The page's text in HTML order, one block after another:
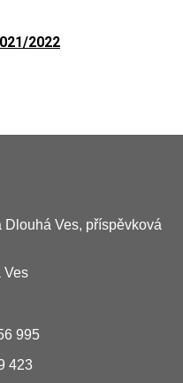
2022
Ves, příspěvková
Ves
995